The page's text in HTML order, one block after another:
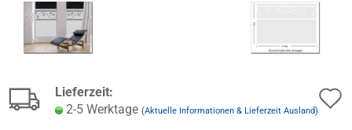
Lieferzeit:
2-5 Werktage (Aktuelle Informationen & Lieferzeit Ausland)